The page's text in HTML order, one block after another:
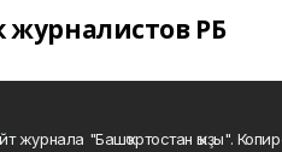
журналистов РБ
журнала "Башҡортостан ҡыҙы".